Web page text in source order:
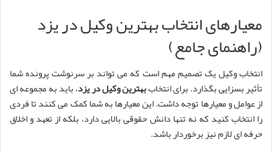
معیارهای انتخاب بهترین وکیل در یزد
(راهنمای جامع)
انتخاب وکیل یک تصمیم مهم است که می تواند بر سرنوشت پرونده شما
تأثیر بسزایی بگذارد. برای انتخاببهترین وکیل در یزد، باید به مجموعه ای
از عوامل و معیارها توجه داشت. این معیارها به شما کمک می کنند تا فردی
را انتخاب کنید که نه تنها دانش حقوقی بالایی دارد، بلکه از تعهد و اخلاق
حرفه ای لازم نیز برخوردار باشد.